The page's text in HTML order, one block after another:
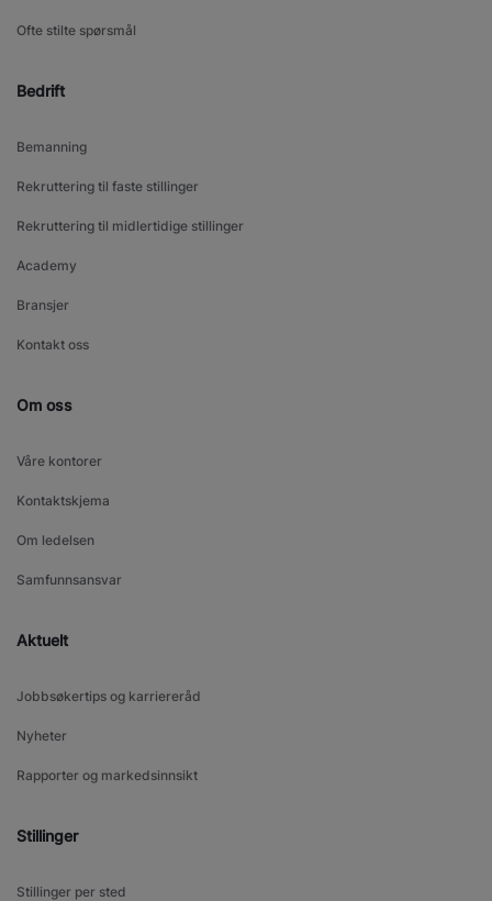
Ofte stilte spørsmål
Bedrift
Bemanning
Rekruttering til faste stillinger
Rekruttering til midlertidige stillinger
Academy
Bransjer
Kontakt oss
Om oss
Våre kontorer
Kontaktskjema
Om ledelsen
Samfunnsansvar
Aktuelt
Jobbsøkertips og karriereråd
Nyheter
Rapporter og markedsinnsikt
Stillinger
Stillinger per sted